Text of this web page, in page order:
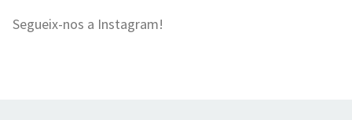
Segueix-nos a Instagram!